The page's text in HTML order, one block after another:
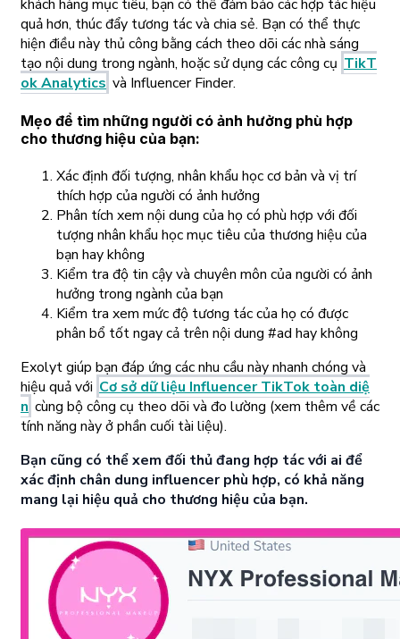
khách hàng mục tiêu, bạn có thể đảm bảo các hợp tác hiệu
quả hơn, thúc đẩy tương tác và chia sẻ. Bạn có thể thực
hiện điều này thủ công bằng cách theo dõi các nhà sáng
tạo nội dung trong ngành, hoặc sử dụng các công cụ TikT
ok Analytics và Influencer Finder.
Mẹo để tìm những người có ảnh hưởng phù hợp
cho thương hiệu của bạn:
Xác định đối tượng, nhân khẩu học cơ bản và vị trí
thích hợp của người có ảnh hưởng
Phân tích xem nội dung của họ có phù hợp với đối
tượng nhân khẩu học mục tiêu của thương hiệu của
bạn hay không
Kiểm tra độ tin cậy và chuyên môn của người có ảnh
hưởng trong ngành của bạn
Kiểm tra xem mức độ tương tác của họ có được
phân bổ tốt ngay cả trên nội dung #ad hay không
Exolyt giúp bạn đáp ứng các nhu cầu này nhanh chóng và
hiệu quả với Cơ sở dữ liệu Influencer TikTok toàn diệ
n cùng bộ công cụ theo dõi và đo lường (xem thêm về các
tính năng này ở phần cuối tài liệu).
Bạn cũng có thể xem đối thủ đang hợp tác với ai để
xác định chân dung influencer phù hợp, có khả năng
mang lại hiệu quả cho thương hiệu của bạn.